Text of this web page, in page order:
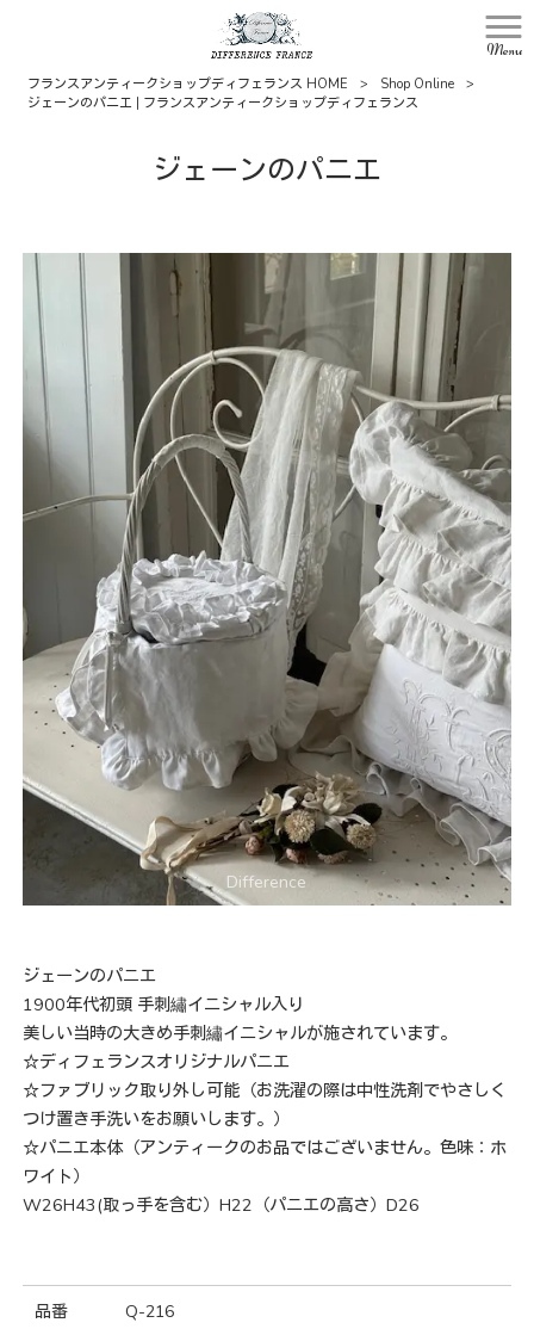
Menu
フランスアンティークショップディフェランス HOME > Shop Online
>
ジェーンのパニエ | フランスアンティークショップディフェランス
ジェーンのパニエ
ジェーンのパニエ
1900年代初頭 手刺繡イニシャル入り
美しい当時の大きめ手刺繡イニシャルが施されています。
☆ディフェランスオリジナルパニエ
☆ファブリック取り外し可能（お洗濯の際は中性洗剤でやさしく
つけ置き手洗いをお願いします。）
☆パニエ本体（アンティークのお品ではございません。色味：ホ
ワイト）
W26H43(取っ手を含む）H22（パニエの高さ）D26
品番 Q-216